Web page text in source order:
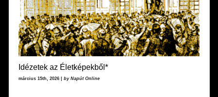
Idézetek az Életképekből*
március 15th, 2026 | by Napút Online